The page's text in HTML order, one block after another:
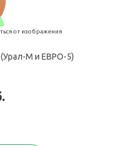
от изображения
М и ЕВРО-5)